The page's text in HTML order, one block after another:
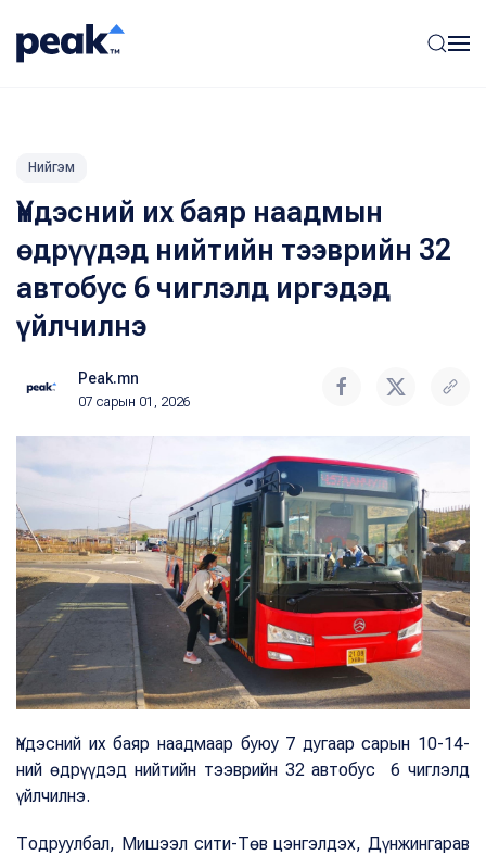
Нийгэм
Үндэсний их баяр наадмын
өдрүүдэд нийтийн тээврийн 32
автобус 6 чиглэлд иргэдэд
үйлчилнэ
Peak.mn
07 сарын 01, 2026
Үндэсний их баяр наадмаар буюу 7 дугаар сарын 10-14-
ний өдрүүдэд нийтийн тээврийн 32 автобус 6 чиглэлд
үйлчилнэ.
Тодруулбал, Мишээл сити-Төв цэнгэлдэх, Дүнжингарав